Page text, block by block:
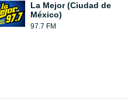
La Mejor (Ciudad de
México)
97.7 FM